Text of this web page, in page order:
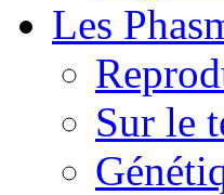
Les
Sur le